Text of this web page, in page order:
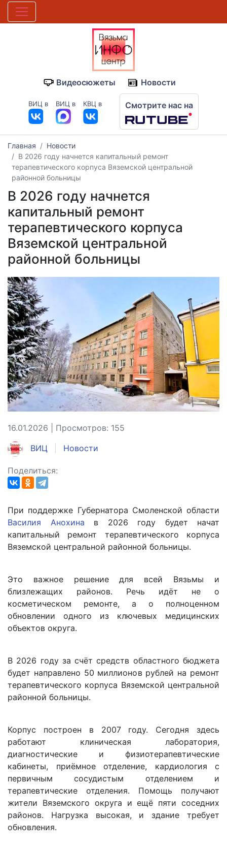
Видеосюжеты Новости
ВИЦ в ВИЦ в КВЦ в Смотрите нас на
Главная
Новости
В 2026 году начнется капитальный ремонт
терапевтического корпуса Вяземской центральной
районной больницы
В 2026 году начнется
капитальный ремонт
терапевтического корпуса
Вяземской центральной
районной больницы
16.01.2026 | Просмотров: 155
ВИЦ Новости
Поделиться:
При поддержке Губернатора Смоленской области
Василия Анохина в 2026 году будет начат
капитальный ремонт терапевтического корпуса
Вяземской центральной районной больницы.
Это важное решение для всей Вязьмы и
близлежащих районов. Речь идёт не о
косметическом ремонте, а о полноценном
обновлении одного из ключевых медицинских
объектов округа.
В 2026 году за счёт средств областного бюджета
будет направлено 50 миллионов рублей на ремонт
терапевтического корпуса Вяземской центральной
районной больницы.
Корпус построен в 2007 году. Сегодня здесь
работают клиническая лаборатория,
диагностические и физиотерапевтические
кабинеты, приёмное отделение, кардиология с
первичным сосудистым отделением и
терапевтические отделения. Помощь получают
жители Вяземского округа и ещё пяти соседних
районов. Нагрузка высокая, и здание требует
обновления.